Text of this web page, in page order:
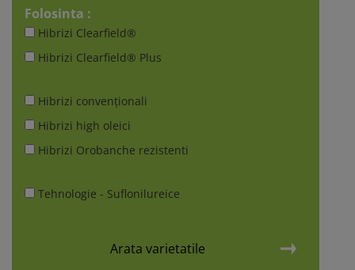
Folosinta :
Hibrizi Clearfield®
Hibrizi Clearfield® Plus
Hibrizi convenționali
Hibrizi high oleici
Hibrizi Orobanche rezistenti
Tehnologie - Suflonilureice
Arata varietatile